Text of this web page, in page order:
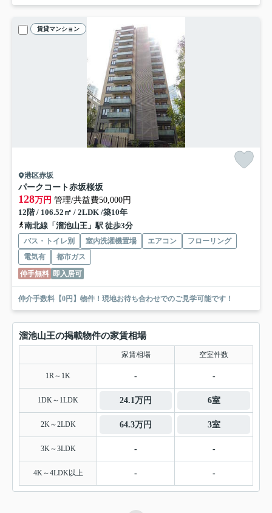
賃貸マンション
港区赤坂
パークコート赤坂桜坂
128万円 管理/共益費50,000円
12階 / 106.52㎡ / 2LDK /築10年
南北線「溜池山王」駅 徒歩3分
バス・トイレ別 室内洗濯機置場 エアコン
フローリング
電気有
都市ガス
仲手無料 即入居可
仲介手数料【0円】物件！現地お待ち合わせでのご見学可能です！
溜池山王の掲載物件の家賃相場
家賃相場 空室件数
1R～1K - -
1DK～1LDK 24.1万円 6室
2K～2LDK 64.3万円 3室
3K～3LDK - -
4K～4LDK以上 - -